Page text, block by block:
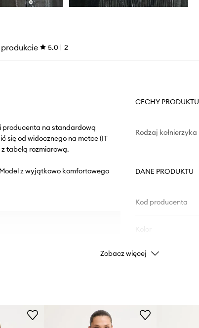
5.0 2
producenta na standardową
się od widocznego na metce (IT
z tabelą rozmiarową.
z wyjątkowo komfortowego
CECHY PRODUKTU
Rodzaj kołnierzyka
DANE PRODUKTU
Kod producenta
Marka
ID Produktu
Zobacz więcej